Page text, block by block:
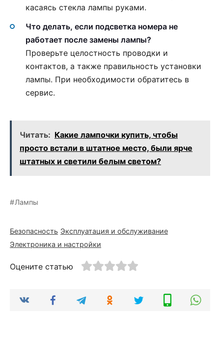
касаясь стекла лампы руками.
Что делать, если подсветка номера не
работает после замены лампы?
Проверьте целостность проводки и
контактов, а также правильность установки
лампы. При необходимости обратитесь в
сервис.
Читать: Какие лампочки купить, чтобы
просто встали в штатное место, были ярче
штатных и светили белым светом?
Лампы
Безопасность Эксплуатация и обслуживание
Электроника и настройки
Оцените статью